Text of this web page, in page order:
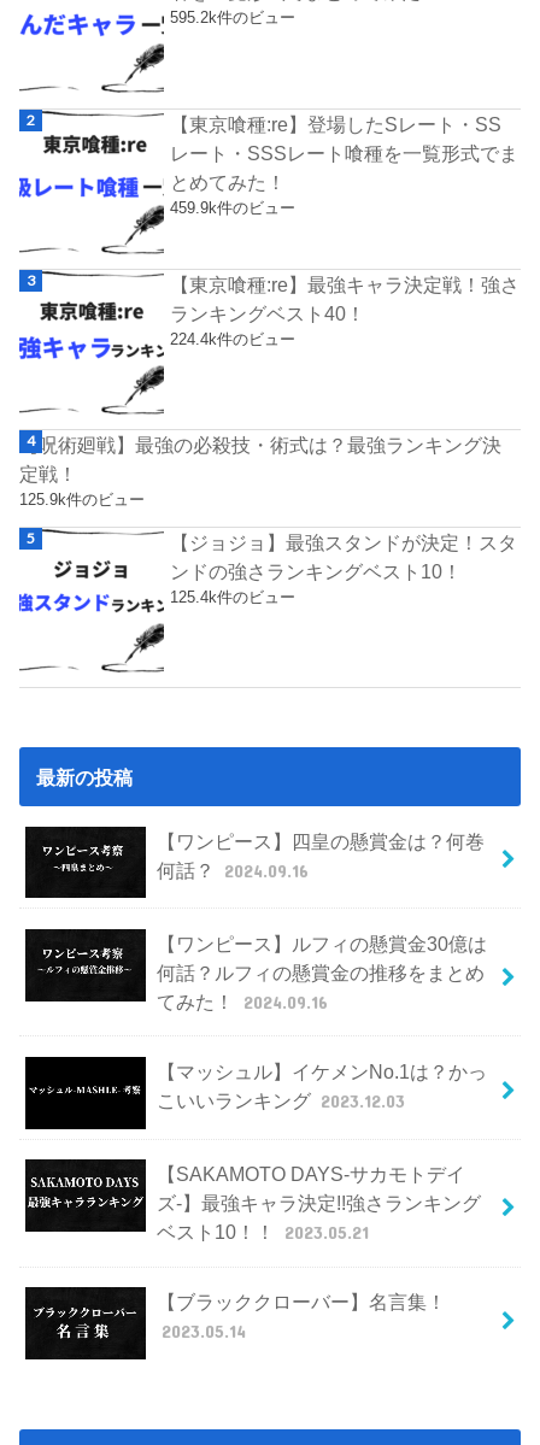
595.2k件のビュー
【東京喰種:re】登場したSレート・SS
レート・SSSレート喰種を一覧形式でま
とめてみた！
459.9k件のビュー
【東京喰種:re】最強キャラ決定戦！強さ
ランキングベスト40！
224.4k件のビュー
【呪術廻戦】最強の必殺技・術式は？最強ランキング決
定戦！
125.9k件のビュー
【ジョジョ】最強スタンドが決定！スタ
ンドの強さランキングベスト10！
125.4k件のビュー
最新の投稿
【ワンピース】四皇の懸賞金は？何巻
何話？
2024.09.16
【ワンピース】ルフィの懸賞金30億は
何話？ルフィの懸賞金の推移をまとめ
てみた！
2024.09.16
【マッシュル】イケメンNo.1は？かっ
こいいランキング 2023.12.03
【SAKAMOTO DAYS-サカモトデイ
ズ-】最強キャラ決定!!強さランキング
ベスト10！！
2023.05.21
【ブラッククローバー】名言集！
2023.05.14